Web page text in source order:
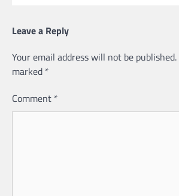
Leave a Reply
Your email address will not be published.
marked *
Comment *